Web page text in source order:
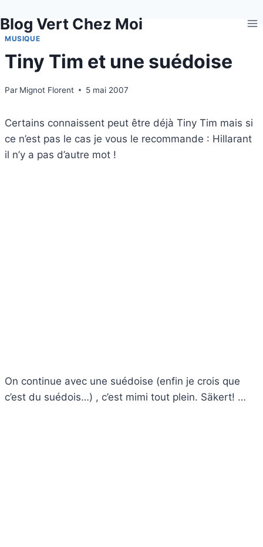
au
contenu
Blog Vert Chez Moi
MUSIQUE
Tiny Tim et une suédoise
Par Mignot Florent 5 mai 2007
Certains connaissent peut être déjà Tiny Tim mais si
ce n’est pas le cas je vous le recommande : Hillarant
il n’y a pas d’autre mot !
On continue avec une suédoise (enfin je crois que
c’est du suédois…) , c’est mimi tout plein. Säkert! …